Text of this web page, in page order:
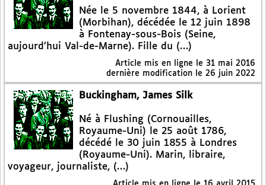
Née le 5 novembre 1844, à Lorient
(Morbihan), décédée le 12 juin 1898
à Fontenay-sous-Bois (Seine,
aujourd’hui Val-de-Marne). Fille du (…)
Article mis en ligne le 31 mai 2016
dernière modification le 26 juin 2022
Buckingham, James Silk
Né à Flushing (Cornouailles,
Royaume-Uni) le 25 août 1786,
décédé le 30 juin 1855 à Londres
(Royaume-Uni). Marin, libraire,
voyageur, journaliste, (…)